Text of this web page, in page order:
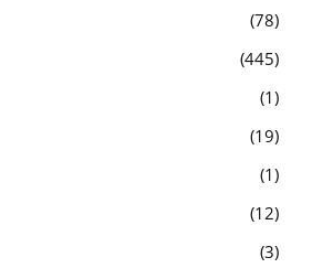
78
445
1
19
1
12
3